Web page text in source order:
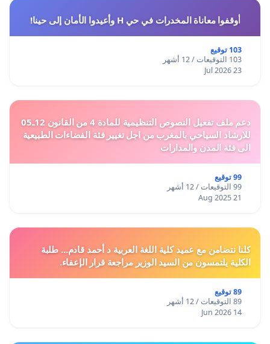
أوقفوا معاناة المخدرات في حي H وأعيدوا الأمان إلى حينا!
103 توقيع
103 التوقيعات / 12 أشهر
23 Jul 2026
دعم ملف تفعيل النصوص التنظيمية للمادة 4 من القانون 12ـ05
للارشاد السياحي بالمغرب من اجل تغيير فئة الفضاءات الطبيعية
الى فئة المدن والمدارات
99 توقيع
99 التوقيعات / 12 أشهر
21 Aug 2025
كلنا نتضامن مع عميد كلية اللغة العربية د أحمد قادم... طلبة
الكلية يلتمسون من السيد الوزير مراجعة قرار الإعفاء.
89 توقيع
89 التوقيعات / 12 أشهر
14 Jun 2026